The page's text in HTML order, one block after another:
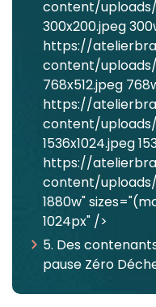
content/
300x200.jpeg
https://
content/
768x512.jpeg
https://
content/
1536x1024.jpeg
https://
content/
1880w"
1024px" />
5. Des
pause Zéro